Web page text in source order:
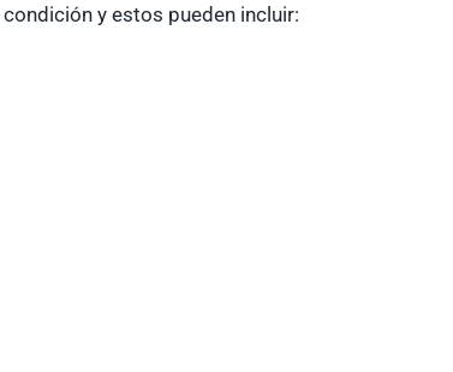
y estos pueden incluir: